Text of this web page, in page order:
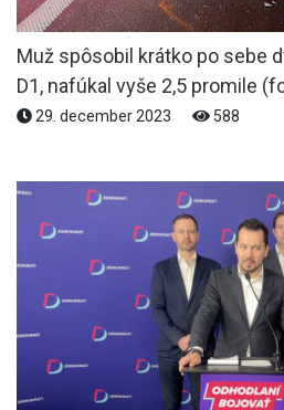
Muž spôsobil krátko po sebe
D1, nafúkal vyše 2,5 promile
29. december 2023 588